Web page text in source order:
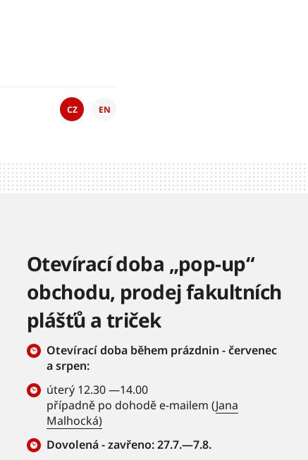
CZ EN
Otevírací doba „pop-up“
obchodu, prodej fakultních
plášťů a triček
Otevírací doba během prázdnin - červenec
a srpen:
úterý 12.30 —14.00
případně po dohodě e-mailem (Jana
Malhocká)
Dovolená - zavřeno: 27.7.—7.8.